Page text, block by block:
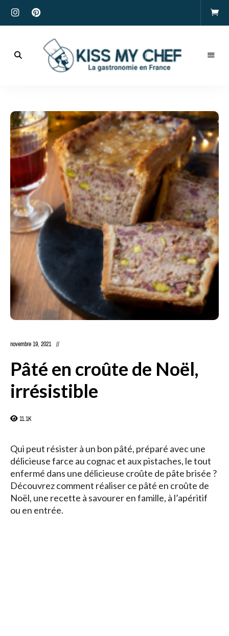
My
Chef
novembre 19, 2021
Pâté en croûte de Noël,
irrésistible
11.1K
Qui peut résister à un bon pâté, préparé avec une
délicieuse farce au cognac et aux pistaches, le tout
enfermé dans une délicieuse croûte de pâte brisée ?
Découvrez comment réaliser ce pâté en croûte de
Noël, une recette à savourer en famille, à l’apéritif
ou en entrée.